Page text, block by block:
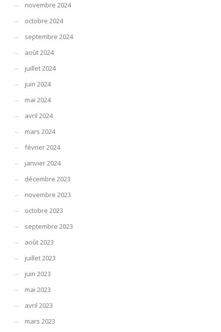
novembre 2024
octobre 2024
septembre 2024
août 2024
juillet 2024
juin 2024
mai 2024
avril 2024
mars 2024
février 2024
janvier 2024
décembre 2023
novembre 2023
octobre 2023
septembre 2023
août 2023
juillet 2023
juin 2023
mai 2023
avril 2023
mars 2023